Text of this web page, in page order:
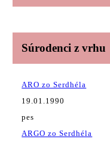
Súrodenci z vrhu
ARO zo Serdhéla
19.01.1990
pes
ARGO zo Serdhéla